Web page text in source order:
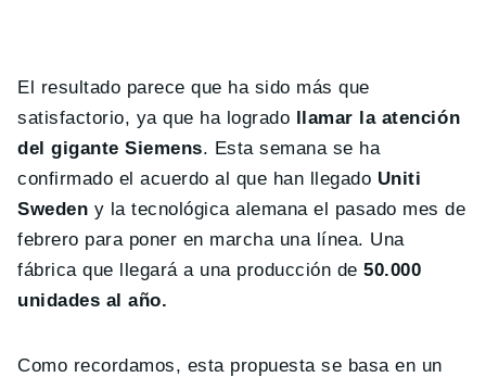
El resultado parece que ha sido más que
satisfactorio, ya que ha logrado llamar la atención
del gigante Siemens. Esta semana se ha
confirmado el acuerdo al que han llegado Uniti
Sweden y la tecnológica alemana el pasado mes de
febrero para poner en marcha una línea. Una
fábrica que llegará a una producción de 50.000
unidades al año.
Como recordamos, esta propuesta se basa en un